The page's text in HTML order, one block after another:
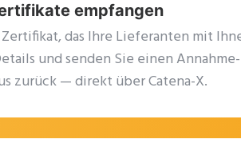
empfangen
das Ihre Lieferanten mit
und senden Sie einen
zurück — direkt über Catena-X.